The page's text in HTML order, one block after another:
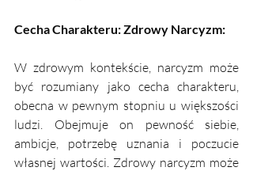
Cecha Charakteru: Zdrowy Narcyzm:
W zdrowym kontekście, narcyzm może
być rozumiany jako cecha charakteru,
obecna w pewnym stopniu u większości
ludzi. Obejmuje on pewność siebie,
ambicje, potrzebę uznania i poczucie
własnej wartości. Zdrowy narcyzm może